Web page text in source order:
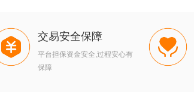
交易安全保障
平台担保资金安全,过程安心有
保障